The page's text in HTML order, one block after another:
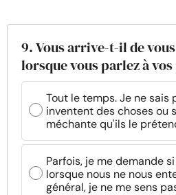
9. Vous arrive-t-il de
lorsque vous parlez à
Tout le temps. Je ne sais
inventent des choses ou
méchante qu'ils le
Parfois, je me demande
lorsque nous ne nous
général, je ne me sens